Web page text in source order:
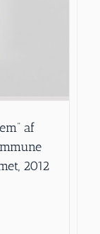
af
2012